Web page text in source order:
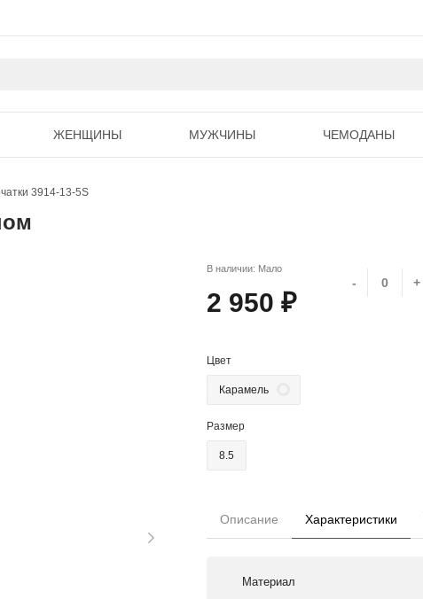
ЖЕНЩИНЫ МУЖЧИНЫ ЧЕМОДАНЫ
3914-13-5S
В наличии: Мало
2 950 ₽
- +
Цвет
Карамель
Размер
8.5
Описание Характеристики
Материал